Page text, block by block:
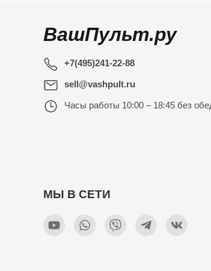
ВашПульт.ру
+7(495)241-22-88
sell@vashpult.ru
Часы работы 10:00 – 18:45 без
МЫ В СЕТИ